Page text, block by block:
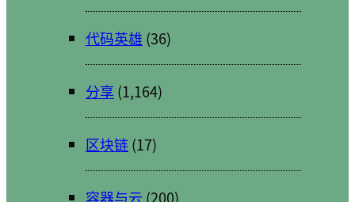
代码英雄 (36)
分享 (1,164)
区块链(17)
容器与云 (200)